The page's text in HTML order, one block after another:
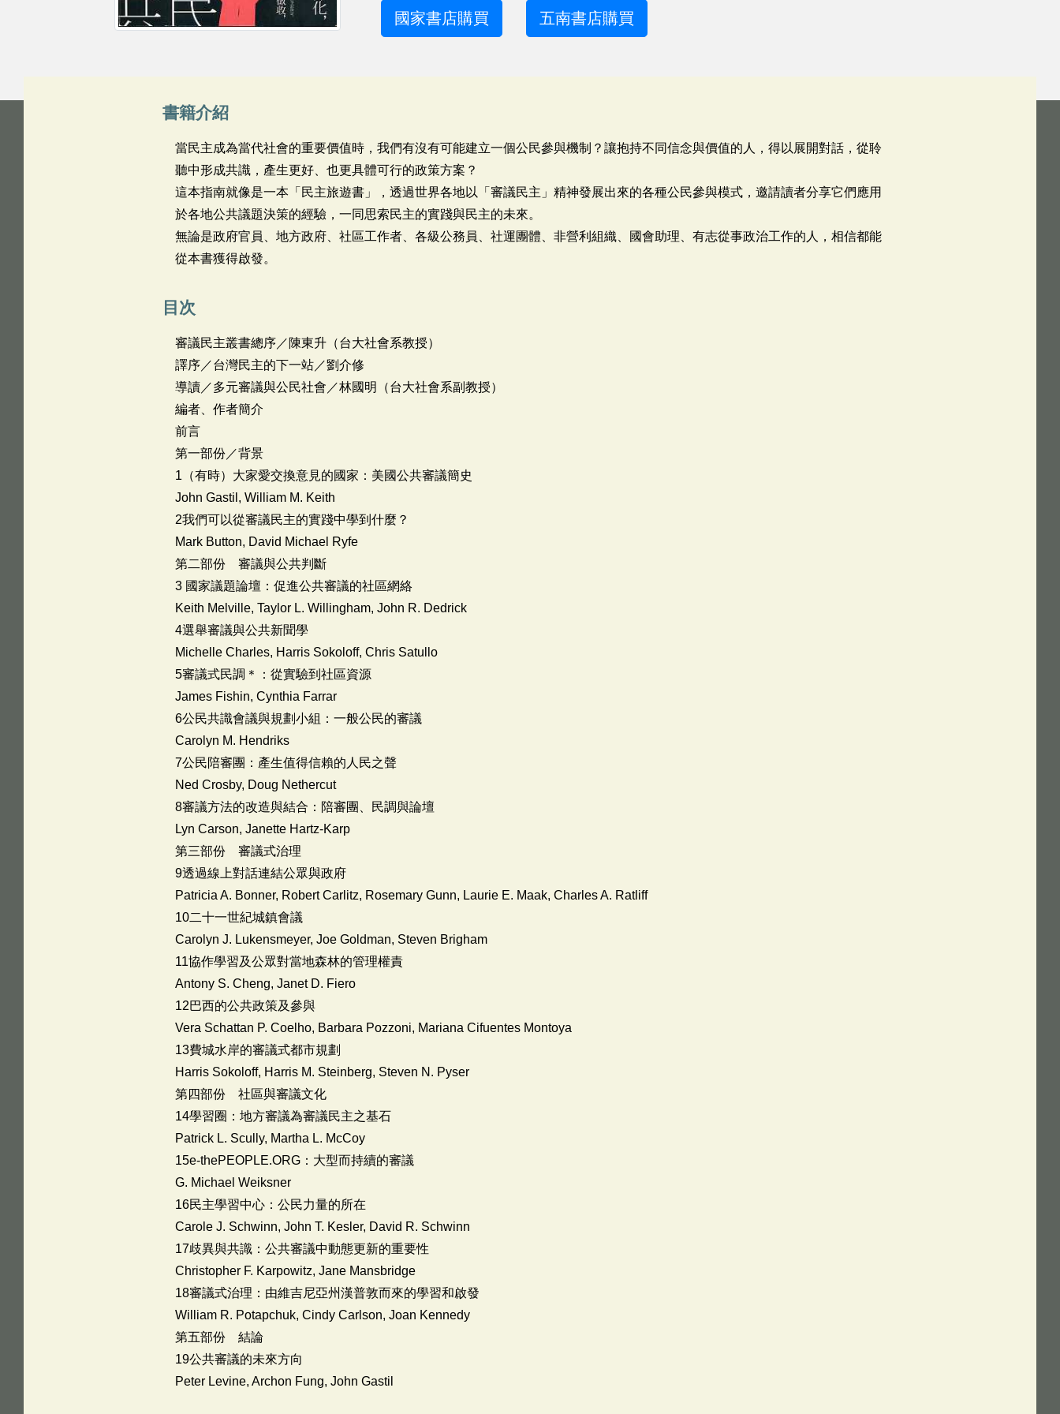
國家書店購買 五南書店購買
書籍介紹
當民主成為當代社會的重要價值時，我們有沒有可能建立一個公民參與機制？讓抱持不同信念與價值的人，得以展開對話，從聆
聽中形成共識，產生更好、也更具體可行的政策方案？
這本指南就像是一本「民主旅遊書」，透過世界各地以「審議民主」精神發展出來的各種公民參與模式，邀請讀者分享它們應用
於各地公共議題決策的經驗，一同思索民主的實踐與民主的未來。
無論是政府官員、地方政府、社區工作者、各級公務員、社運團體、非營利組織、國會助理、有志從事政治工作的人，相信都能
從本書獲得啟發。
目次
審議民主叢書總序／陳東升（台大社會系教授）
譯序／台灣民主的下一站／劉介修
導讀／多元審議與公民社會／林國明（台大社會系副教授）
編者、作者簡介
前言
第一部份／背景
1（有時）大家愛交換意見的國家：美國公共審議簡史
John Gastil, William M. Keith
2我們可以從審議民主的實踐中學到什麼？
Mark Button, David Michael Ryfe
第二部份 審議與公共判斷
3 國家議題論壇：促進公共審議的社區網絡
Keith Melville, Taylor L. Willingham, John R. Dedrick
4選舉審議與公共新聞學
Michelle Charles, Harris Sokoloff, Chris Satullo
5審議式民調＊：從實驗到社區資源
James Fishin, Cynthia Farrar
6公民共識會議與規劃小組：一般公民的審議
Carolyn M. Hendriks
7公民陪審團：產生值得信賴的人民之聲
Ned Crosby, Doug Nethercut
8審議方法的改造與結合：陪審團、民調與論壇
Lyn Carson, Janette Hartz-Karp
第三部份 審議式治理
9透過線上對話連結公眾與政府
Patricia A. Bonner, Robert Carlitz, Rosemary Gunn, Laurie E. Maak, Charles A. Ratliff
10二十一世紀城鎮會議
Carolyn J. Lukensmeyer, Joe Goldman, Steven Brigham
11協作學習及公眾對當地森林的管理權責
Antony S. Cheng, Janet D. Fiero
12巴西的公共政策及參與
Vera Schattan P. Coelho, Barbara Pozzoni, Mariana Cifuentes Montoya
13費城水岸的審議式都市規劃
Harris Sokoloff, Harris M. Steinberg, Steven N. Pyser
第四部份 社區與審議文化
14學習圈：地方審議為審議民主之基石
Patrick L. Scully, Martha L. McCoy
15e-thePEOPLE.ORG：大型而持續的審議
G. Michael Weiksner
16民主學習中心：公民力量的所在
Carole J. Schwinn, John T. Kesler, David R. Schwinn
17歧異與共識：公共審議中動態更新的重要性
Christopher F. Karpowitz, Jane Mansbridge
18審議式治理：由維吉尼亞州漢普敦而來的學習和啟發
William R. Potapchuk, Cindy Carlson, Joan Kennedy
第五部份 結論
19公共審議的未來方向
Peter Levine, Archon Fung, John Gastil